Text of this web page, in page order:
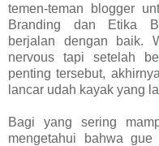
temen-teman blogger
Branding dan Etika
berjalan dengan baik.
nervous tapi setelah
penting tersebut,
lancar udah kayak yang
Bagi yang sering
mengetahui bahwa